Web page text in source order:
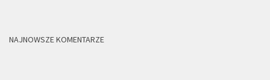
NAJNOWSZE KOMENTARZE